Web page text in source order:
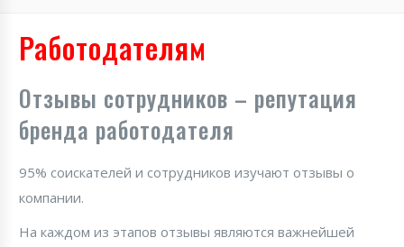
Работодателям
Отзывы сотрудников – репутация
бренда работодателя
95% соискателей и сотрудников изучают отзывы о
компании.
На каждом из этапов отзывы являются важнейшей